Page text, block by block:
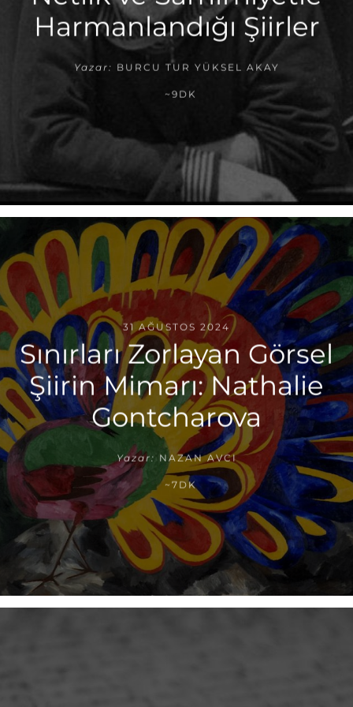
Harmanlandığı Şiirler
Yazar: BURCU TUR YÜKSEL AKAY
~9DK
31 AĞUSTOS 2024
Sınırları Zorlayan Görsel
Şiirin Mimarı: Nathalie
Gontcharova
Yazar: NAZAN AVCI
~7DK